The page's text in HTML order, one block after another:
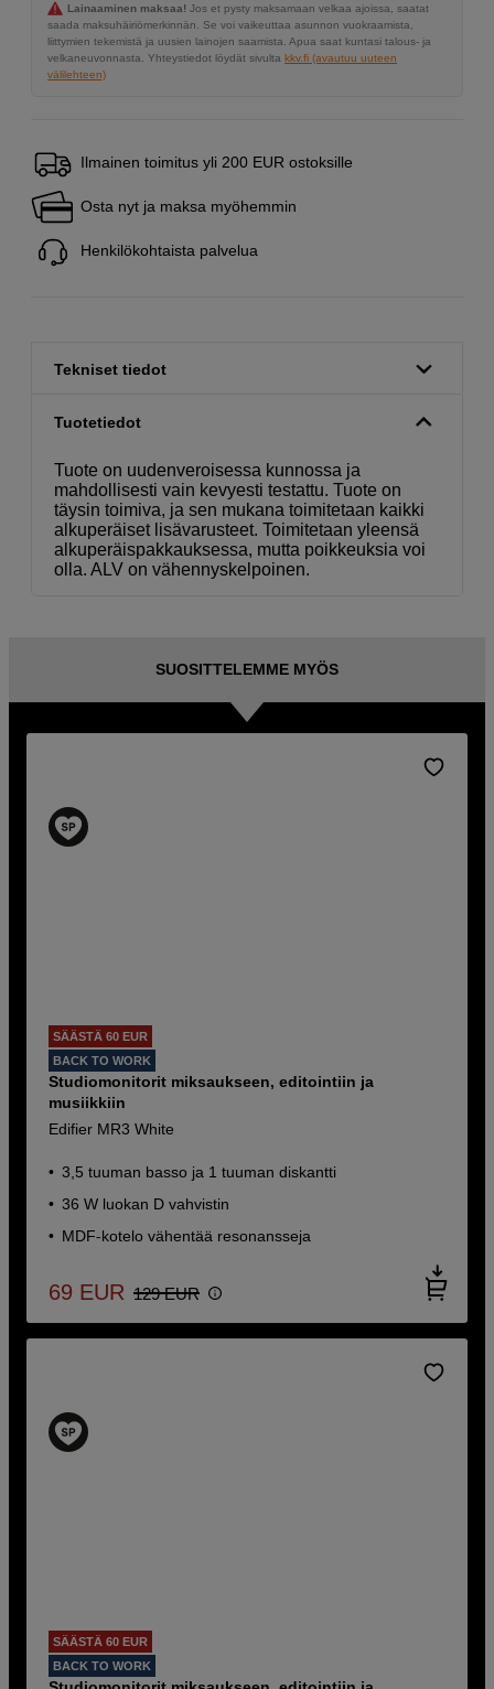
Lainaaminen maksaa! Jos et pysty maksamaan velkaa ajoissa, saatat
saada maksuhäiriömerkinnän. Se voi vaikeuttaa asunnon vuokraamista,
liittymien tekemistä ja uusien lainojen saamista. Apua saat kuntasi talous- ja
velkaneuvonnasta. Yhteystiedot löydät sivulta kkv.fi (avautuu uuteen
välilehteen)
Ilmainen toimitus yli 200 EUR ostoksille
Osta nyt ja maksa myöhemmin
Henkilökohtaista palvelua
Tekniset tiedot
Tuotetiedot
Tuote on uudenveroisessa kunnossa ja
mahdollisesti vain kevyesti testattu. Tuote on
täysin toimiva, ja sen mukana toimitetaan kaikki
alkuperäiset lisävarusteet. Toimitetaan yleensä
alkuperäispakkauksessa, mutta poikkeuksia voi
olla. ALV on vähennyskelpoinen.
SUOSITTELEMME MYÖS
SÄÄSTÄ 60 EUR
BACK TO WORK
Studiomonitorit miksaukseen, editointiin ja
musiikkiin
Edifier MR3 White
3,5 tuuman basso ja 1 tuuman diskantti
36 W luokan D vahvistin
MDF-kotelo vähentää resonansseja
69 EUR 129 EUR
SÄÄSTÄ 60 EUR
BACK TO WORK